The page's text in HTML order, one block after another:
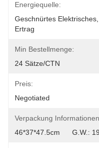
Energiequelle:
Geschnürtes
Ertrag
Min Bestellmenge:
24 Sätze/CTN
Preis:
Negotiated
Verpackung
46*37*47.5cm      G.W.: